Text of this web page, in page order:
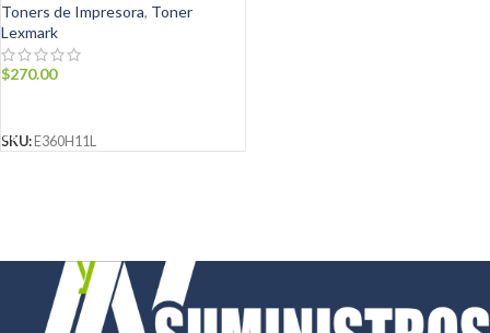
Toners de Impresora, Toner
Lexmark
$270.00
SKU: E360H11L